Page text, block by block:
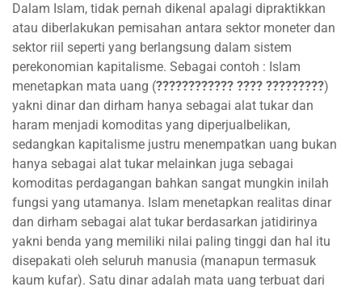
Dalam Islam, tidak pernah dikenal apalagi dipraktikkan
atau diberlakukan pemisahan antara sektor moneter dan
sektor riil seperti yang berlangsung dalam sistem
perekonomian kapitalisme. Sebagai contoh : Islam
menetapkan mata uang (???????????? ???? ?????????)
yakni dinar dan dirham hanya sebagai alat tukar dan
haram menjadi komoditas yang diperjualbelikan,
sedangkan kapitalisme justru menempatkan uang bukan
hanya sebagai alat tukar melainkan juga sebagai
komoditas perdagangan bahkan sangat mungkin inilah
fungsi yang utamanya. Islam menetapkan realitas dinar
dan dirham sebagai alat tukar berdasarkan jatidirinya
yakni benda yang memiliki nilai paling tinggi dan hal itu
disepakati oleh seluruh manusia (manapun termasuk
kaum kufar). Satu dinar adalah mata uang terbuat dari